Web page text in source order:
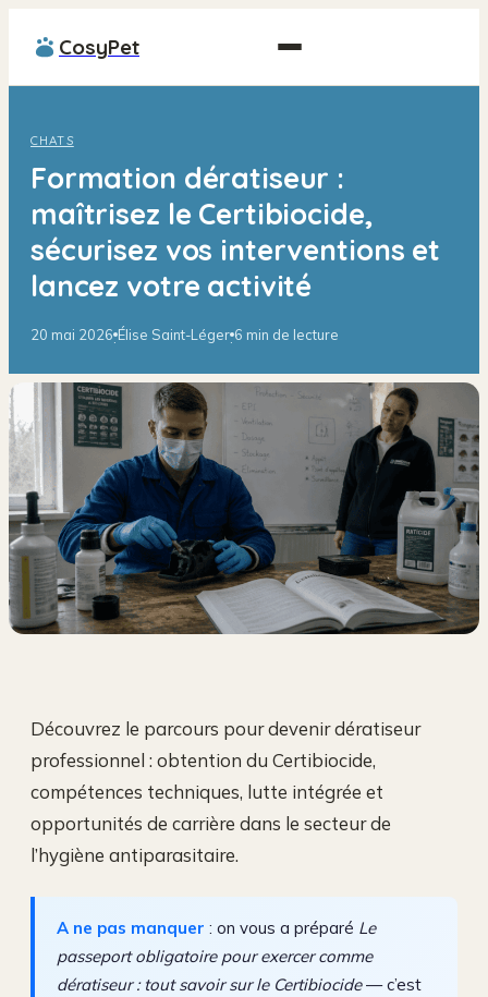
CosyPet
CHATS
Formation dératiseur :
maîtrisez le Certibiocide,
sécurisez vos interventions et
lancez votre activité
20 mai 2026·Élise Saint-Léger·6 min de lecture
Découvrez le parcours pour devenir dératiseur
professionnel : obtention du Certibiocide,
compétences techniques, lutte intégrée et
opportunités de carrière dans le secteur de
l’hygiène antiparasitaire.
A ne pas manquer : on vous a préparé Le
passeport obligatoire pour exercer comme
dératiseur : tout savoir sur le Certibiocide— c’est